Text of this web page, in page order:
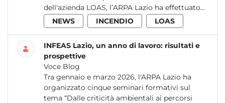
dell'azienda LOAS, l’ARPA Lazio ha effettuato...
NEWS
INCENDIO LOAS
INFEAS Lazio, un anno di lavoro: risultati e
prospettive
Voce Blog
Tra gennaio e marzo 2026, l'ARPA Lazio ha
organizzato cinque seminari formativi sul
tema “Dalle criticità ambientali ai percorsi